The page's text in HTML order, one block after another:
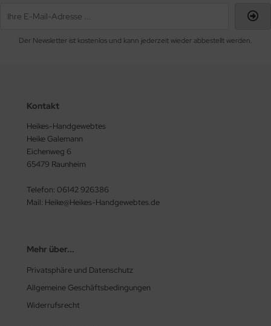
Der Newsletter ist kostenlos und kann jederzeit wieder abbestellt werden.
Kontakt
Heikes-Handgewebtes
Heike Galemann
Eichenweg 6
65479 Raunheim
Telefon: 06142 926386
Mail: Heike@Heikes-Handgewebtes.de
Mehr über...
Privatsphäre und Datenschutz
Allgemeine Geschäftsbedingungen
Widerrufsrecht